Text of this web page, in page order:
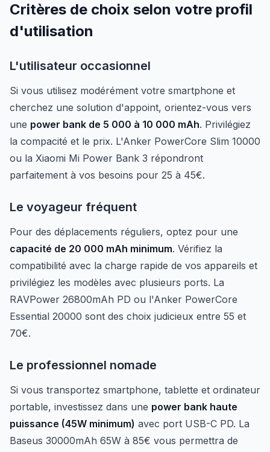
Critères de choix selon votre profil
d'utilisation
L'utilisateur occasionnel
Si vous utilisez modérément votre smartphone et
cherchez une solution d'appoint, orientez-vous vers
une power bank de 5 000 à 10 000 mAh. Privilégiez
la compacité et le prix. L'Anker PowerCore Slim 10000
ou la Xiaomi Mi Power Bank 3 répondront
parfaitement à vos besoins pour 25 à 45€.
Le voyageur fréquent
Pour des déplacements réguliers, optez pour une
capacité de 20 000 mAh minimum. Vérifiez la
compatibilité avec la charge rapide de vos appareils et
privilégiez les modèles avec plusieurs ports. La
RAVPower 26800mAh PD ou l'Anker PowerCore
Essential 20000 sont des choix judicieux entre 55 et
70€.
Le professionnel nomade
Si vous transportez smartphone, tablette et ordinateur
portable, investissez dans une power bank haute
puissance (45W minimum) avec port USB-C PD. La
Baseus 30000mAh 65W à 85€ vous permettra de